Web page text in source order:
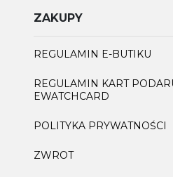
ZAKUPY
REGULAMIN E-BUTIKU
REGULAMIN KART
EWATCHCARD
POLITYKA PRYWATNOŚCI
ZWROT